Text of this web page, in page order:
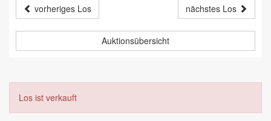
vorheriges Los
nächstes Los
Auktionsübersicht
Los ist verkauft